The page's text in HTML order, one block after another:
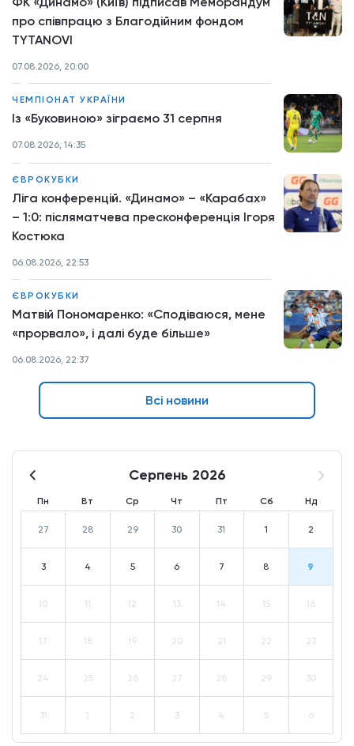
про співпрацю з Благодійним фондом
TYTANOVI
07.08.2026, 20:00
ЧЕМПІОНАТ УКРАЇНИ
Із «Буковиною» зіграємо 31 серпня
07.08.2026, 14:35
ЄВРОКУБКИ
Ліга конференцій. «Динамо» – «Карабах»
– 1:0: післяматчева пресконференція Ігоря
Костюка
06.08.2026, 22:53
ЄВРОКУБКИ
Матвій Пономаренко: «Сподіваюся, мене
«прорвало», і далі буде більше»
06.08.2026, 22:37
Всі новини
Серпень 2026
Пн Вт Ср Чт Пт Сб Нд
27 28 29 30 31 1 2
3 4 5 6 7 8 9
10 11 12 13 14 15 16
17 18 19 20 21 22 23
24 25 26 27 28 29 30
31 1 2 3 4 5 6